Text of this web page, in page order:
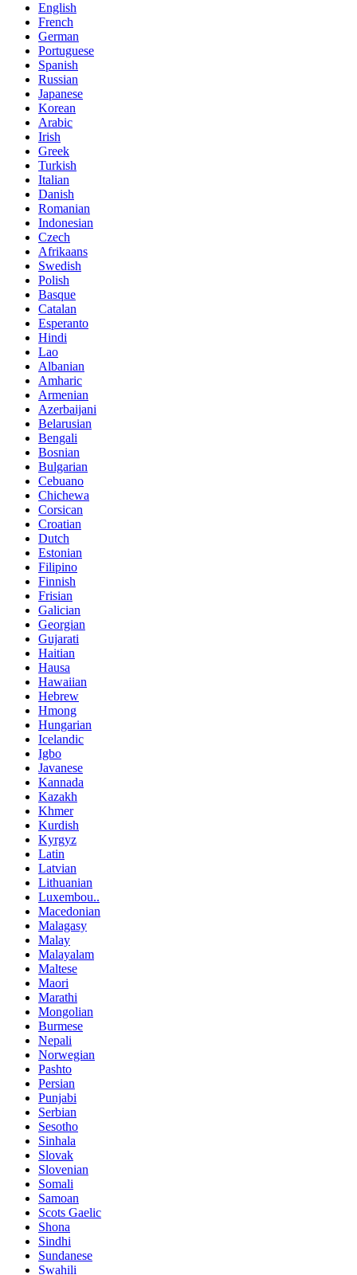
English
French
German
Portuguese
Spanish
Russian
Japanese
Korean
Arabic
Irish
Greek
Turkish
Italian
Danish
Romanian
Indonesian
Czech
Afrikaans
Swedish
Polish
Basque
Catalan
Esperanto
Hindi
Lao
Albanian
Amharic
Armenian
Azerbaijani
Belarusian
Bengali
Bosnian
Bulgarian
Cebuano
Chichewa
Corsican
Croatian
Dutch
Estonian
Filipino
Finnish
Frisian
Galician
Georgian
Gujarati
Haitian
Hausa
Hawaiian
Hebrew
Hmong
Hungarian
Icelandic
Igbo
Javanese
Kannada
Kazakh
Khmer
Kurdish
Kyrgyz
Latin
Latvian
Lithuanian
Luxembou..
Macedonian
Malagasy
Malay
Malayalam
Maltese
Maori
Marathi
Mongolian
Burmese
Nepali
Norwegian
Pashto
Persian
Punjabi
Serbian
Sesotho
Sinhala
Slovak
Slovenian
Somali
Samoan
Scots Gaelic
Shona
Sindhi
Sundanese
Swahili